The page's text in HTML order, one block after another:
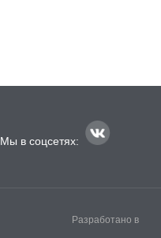
Мы в соцсетях:
Разработано в